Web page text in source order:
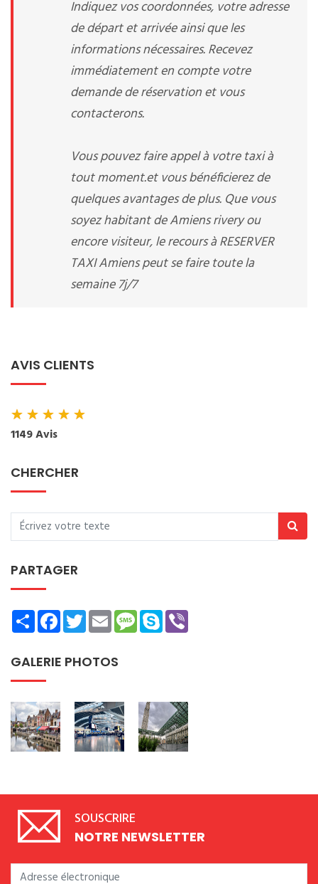
Indiquez vos coordonnées, votre adresse
de départ et arrivée ainsi que les
informations nécessaires. Recevez
immédiatement en compte votre
demande de réservation et vous
contacterons.
Vous pouvez faire appel à votre taxi à
tout moment.et vous bénéficierez de
quelques avantages de plus. Que vous
soyez habitant de Amiens rivery ou
encore visiteur, le recours à RESERVER
TAXI Amiens peut se faire toute la
semaine 7j/7
AVIS CLIENTS
★★★★★
1149 Avis
CHERCHER
PARTAGER
ShareFacebookTwitterEmailMessage
Skype
GALERIE PHOTOS
SOUSCRIRE
NOTRE NEWSLETTER